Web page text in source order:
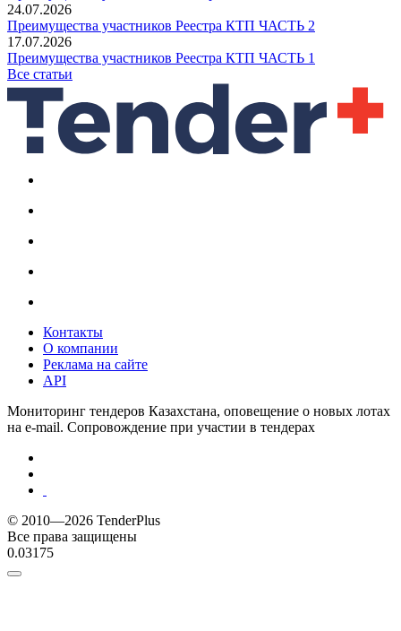
24.07.2026
Преимущества участников Реестра КТП ЧАСТЬ 2
17.07.2026
Преимущества участников Реестра КТП ЧАСТЬ 1
Все статьи
Контакты
О компании
Реклама на сайте
API
Мониторинг тендеров Казахстана, оповещение о новых лотах
на e-mail. Сопровождение при участии в тендерах
© 2010—2026 TenderPlus
Все права защищены
0.03175